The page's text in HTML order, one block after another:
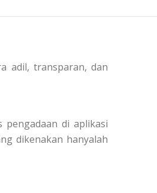
adil, transparan, dan
pengadaan di aplikasi
dikenakan hanyalah